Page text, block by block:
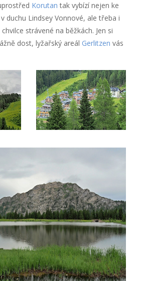
Korutan tak vybízí nejen ke
duchu Lindsey Vonnové, ale třeba i
strávené na běžkách. Jen si
dost, lyžařský areál Gerlitzen vás